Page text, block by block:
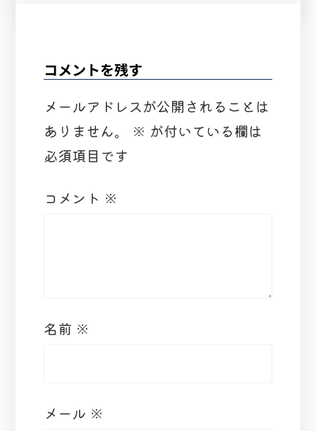
コメントを残す
メールアドレスが公開されることは
ありません。
※ が付いている欄は
必須項目です
コメント ※
名前 ※
メール ※